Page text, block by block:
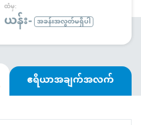
ထံမှ:
ယန်း- အခန်းအလွတ်မရှိပါ
ဧရိယာအချက်အလက်